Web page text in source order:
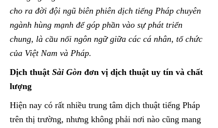
cho ra đời đội ngũ biên phiên dịch tiếng Pháp chuyên
ngành hùng mạnh để góp phần vào sự phát triển
chung, là cầu nối ngôn ngữ giữa các cá nhân, tổ chức
của Việt Nam và Pháp.
Dịch thuật Sài Gòn đơn vị dịch thuật uy tín và chất
lượng
Hiện nay có rất nhiều trung tâm dịch thuật tiếng Pháp
trên thị trường, nhưng không phải nơi nào cũng mang